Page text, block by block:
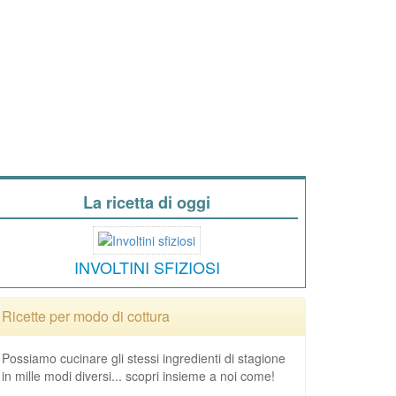
La ricetta di oggi
INVOLTINI SFIZIOSI
Ricette per modo di cottura
Possiamo cucinare gli stessi ingredienti di stagione
in mille modi diversi... scopri insieme a noi come!